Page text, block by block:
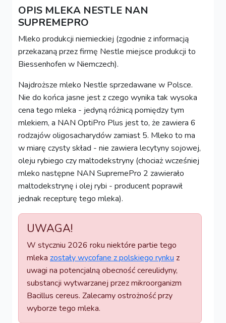
OPIS MLEKA NESTLE NAN
SUPREMEPRO
Mleko produkcji niemieckiej (zgodnie z informacją
przekazaną przez firmę Nestle miejsce produkcji to
Biessenhofen w Niemczech).
Najdroższe mleko Nestle sprzedawane w Polsce.
Nie do końca jasne jest z czego wynika tak wysoka
cena tego mleka - jedyną różnicą pomiędzy tym
mlekiem, a NAN OptiPro Plus jest to, że zawiera 6
rodzajów oligosacharydów zamiast 5. Mleko to ma
w miarę czysty skład - nie zawiera lecytyny sojowej,
oleju rybiego czy maltodekstryny (chociaż wcześniej
mleko następne NAN SupremePro 2 zawierało
maltodekstrynę i olej rybi - producent poprawił
jednak recepturę tego mleka).
UWAGA!
W styczniu 2026 roku niektóre partie tego
mleka zostały wycofane z polskiego rynku z
uwagi na potencjalną obecność cereulidyny,
substancji wytwarzanej przez mikroorganizm
Bacillus cereus. Zalecamy ostrożność przy
wyborze tego mleka.